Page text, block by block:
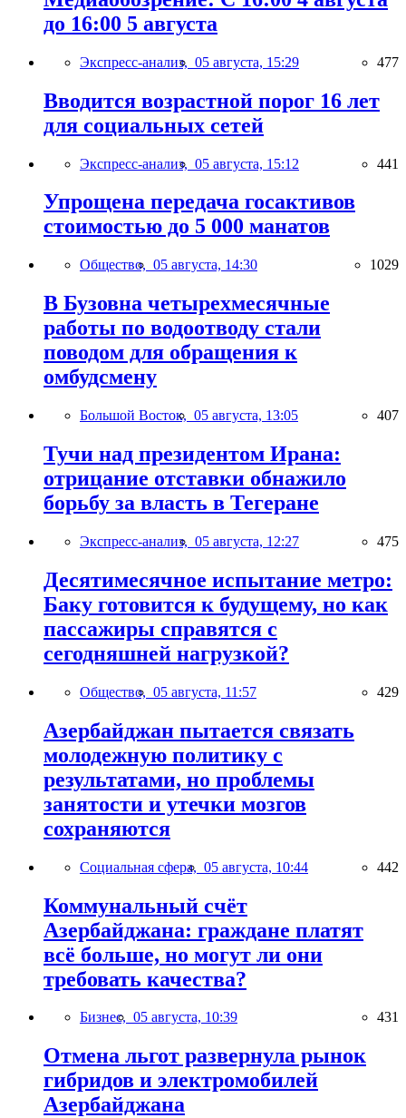
до 16:00 5 августа
Экспресс-анализ, 05 августа, 15:29 477
Вводится возрастной порог 16 лет
для социальных сетей
Экспресс-анализ, 05 августа, 15:12 441
Упрощена передача госактивов
стоимостью до 5 000 манатов
Общество, 05 августа, 14:30 1029
В Бузовна четырехмесячные
работы по водоотводу стали
поводом для обращения к
омбудсмену
Большой Восток, 05 августа, 13:05 407
Тучи над президентом Ирана:
отрицание отставки обнажило
борьбу за власть в Тегеране
Экспресс-анализ, 05 августа, 12:27 475
Десятимесячное испытание метро:
Баку готовится к будущему, но как
пассажиры справятся с
сегодняшней нагрузкой?
Общество, 05 августа, 11:57 429
Азербайджан пытается связать
молодежную политику с
результатами, но проблемы
занятости и утечки мозгов
сохраняются
Социальная сфера, 05 августа, 10:44 442
Коммунальный счёт
Азербайджана: граждане платят
всё больше, но могут ли они
требовать качества?
Бизнес, 05 августа, 10:39 431
Отмена льгот развернула рынок
гибридов и электромобилей
Азербайджана